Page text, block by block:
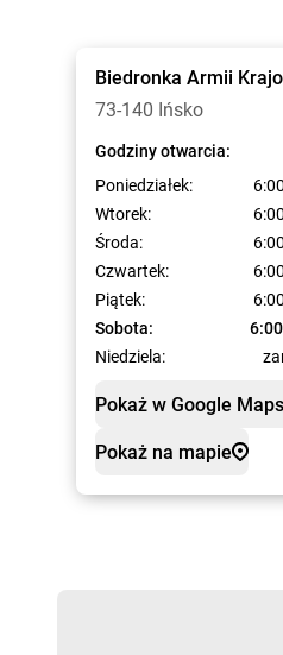
Biedronka Armii
73-140 Ińsko
Godziny otwarcia:
Poniedziałek:
Wtorek:
Środa:
Czwartek:
Piątek:
Sobota:
Niedziela:
Pokaż w Google Maps
Pokaż na mapie